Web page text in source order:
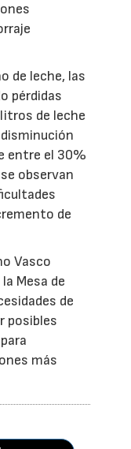
de leche, las
pérdidas
de leche
entre el 30%
observan
de
Vasco
Mesa de
de
posibles
más